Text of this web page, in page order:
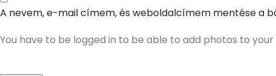
A nevem, e-mail címem, és weboldalcímem mentése a
You have to be logged in to be able to add photos to your